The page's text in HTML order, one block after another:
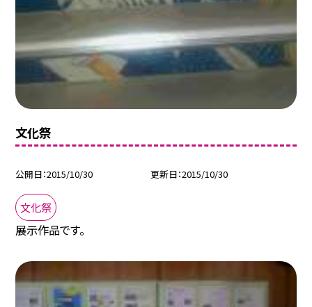
文化祭
公開日 2015/10/30 更新日 2015/10/30
文化祭
展示作品です。